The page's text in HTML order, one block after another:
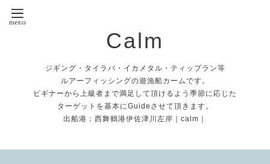
Calm
ジギング・タイラバ・イカメタル・ティップラン等
ルアーフィッシングの遊漁船カームです。
ビギナーから上級者まで満足して頂けるよう季節に応じた
ターゲットを基本にGuideさせて頂きます。
出船港：西舞鶴港伊佐津川左岸｜calm｜